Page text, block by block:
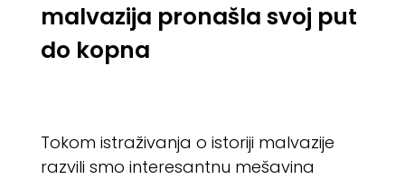
malvazija pronašla svoj put
do kopna
Tokom istraživanja o istoriji malvazije
razvili smo interesantnu mešavina